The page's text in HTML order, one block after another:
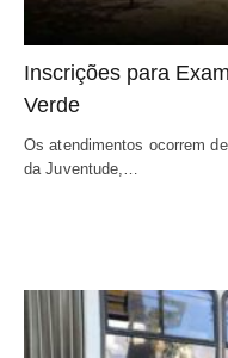
Inscrições para
Verde
Os atendimentos ocorrem
da Juventude,…